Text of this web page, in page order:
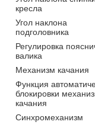
кресла
Угол наклона
подголовника
Регулировка
валика
Механизм качания
Функция
блокировки
качания
Синхромеханизм